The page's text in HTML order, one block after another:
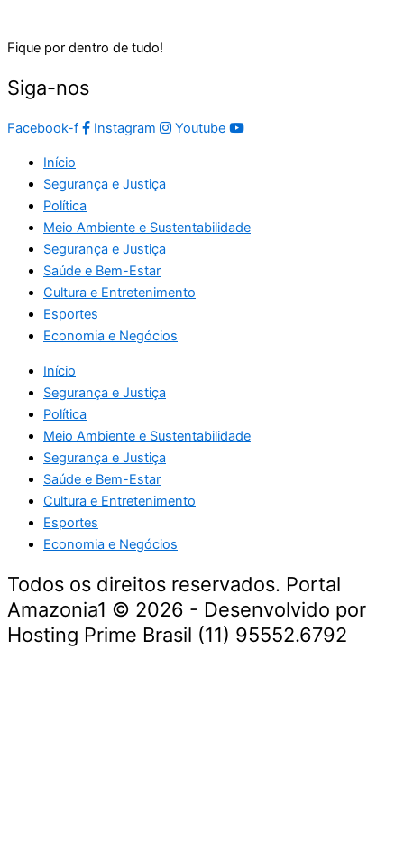
Fique por dentro de tudo!
Siga-nos
Facebook-f Instagram Youtube
Início
Segurança e Justiça
Política
Meio Ambiente e Sustentabilidade
Segurança e Justiça
Saúde e Bem-Estar
Cultura e Entretenimento
Esportes
Economia e Negócios
Início
Segurança e Justiça
Política
Meio Ambiente e Sustentabilidade
Segurança e Justiça
Saúde e Bem-Estar
Cultura e Entretenimento
Esportes
Economia e Negócios
Todos os direitos reservados. Portal
Amazonia1 © 2026 - Desenvolvido por
Hosting Prime Brasil (11) 95552.6792